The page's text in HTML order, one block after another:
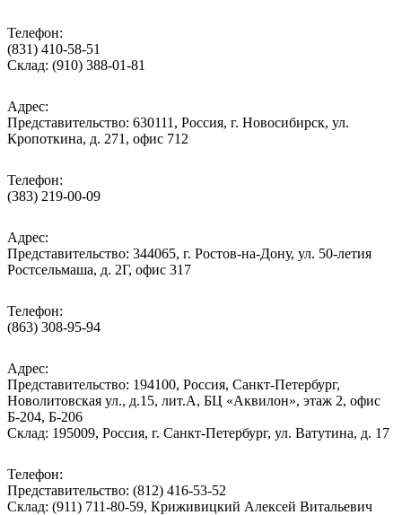
Телефон:
(831) 410-58-51
Склад: (910) 388-01-81
Адрес:
Представительство: 630111, Россия, г. Новосибирск, ул.
Кропоткина, д. 271, офис 712
Телефон:
(383) 219-00-09
Адрес:
Представительство: 344065, г. Ростов-на-Дону, ул. 50-летия
Ростсельмаша, д. 2Г, офис 317
Телефон:
(863) 308-95-94
Адрес:
Представительство: 194100, Россия, Санкт-Петербург,
Новолитовская ул., д.15, лит.А, БЦ «Аквилон», этаж 2, офис
Б-204, Б-206
Склад: 195009, Россия, г. Санкт-Петербург, ул. Ватутина, д. 17
Телефон:
Представительство: (812) 416-53-52
Склад: (911) 711-80-59, Криживицкий Алексей Витальевич